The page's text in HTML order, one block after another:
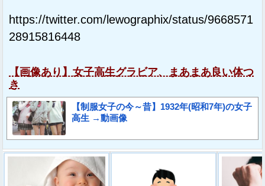
https://twitter.com/lewographix/status/9668571
28915816448
【画像あり】女子高生グラビア、まあまあ良い体つ
き
【制服女子の今～昔】1932年(昭和7年)の女子
高生 →動画像